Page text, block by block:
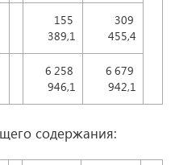
155
389,1
309
455,4
6 258
946,1
6 679
942,1
содержания: